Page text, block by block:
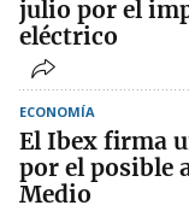
julio por el
eléctrico
ECONOMÍA
El Ibex firma
por el posible
Medio